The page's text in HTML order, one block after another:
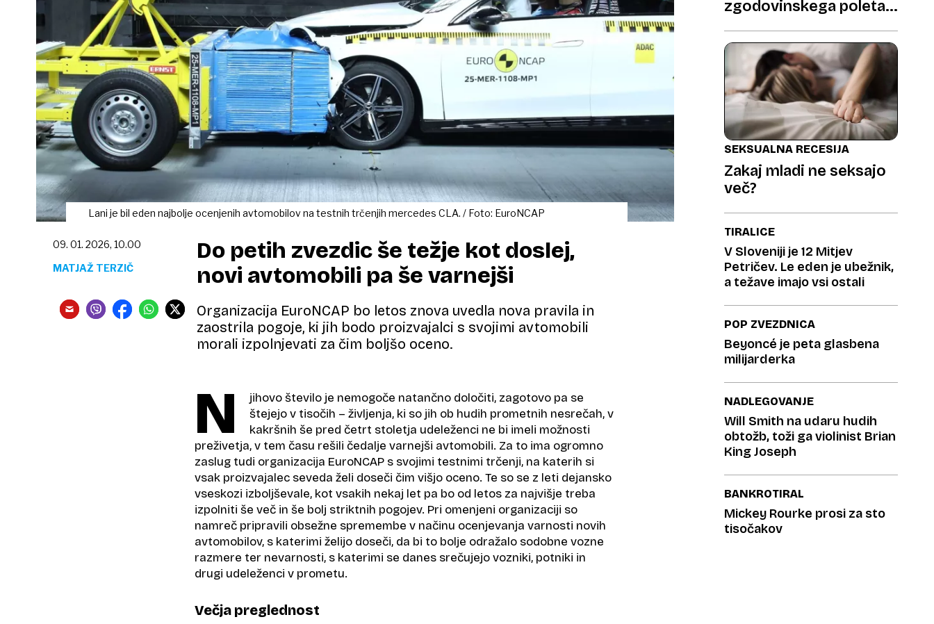
Lani je bil eden najbolje ocenjenih avtomobilov na testnih trčenjih mercedes CLA. / Foto: EuroNCAP
Do petih zvezdic še težje kot doslej,
novi avtomobili pa še varnejši
Organizacija EuroNCAP bo letos znova uvedla nova pravila in
zaostrila pogoje, ki jih bodo proizvajalci s svojimi avtomobili
morali izpolnjevati za čim boljšo oceno.
09. 01. 2026, 10.00
MATJAŽ TERZIČ
N
jihovo število je nemogoče natančno določiti, zagotovo pa se
štejejo v tisočih – življenja, ki so jih ob hudih prometnih nesrečah, v
kakršnih še pred četrt stoletja udeleženci ne bi imeli možnosti
preživetja, v tem času rešili čedalje varnejši avtomobili. Za to ima ogromno
zaslug tudi organizacija EuroNCAP s svojimi testnimi trčenji, na katerih si
vsak proizvajalec seveda želi doseči čim višjo oceno. Te so se z leti dejansko
vseskozi izboljševale, kot vsakih nekaj let pa bo od letos za najvišje treba
izpolniti še več in še bolj striktnih pogojev. Pri omenjeni organizaciji so
namreč pripravili obsežne spremembe v načinu ocenjevanja varnosti novih
avtomobilov, s katerimi želijo doseči, da bi to bolje odražalo sodobne vozne
razmere ter nevarnosti, s katerimi se danes srečujejo vozniki, potniki in
drugi udeleženci v prometu.
Večja preglednost
zgodovinskega poleta v
BMX čudeža
SEKSUALNA RECESIJA
Zakaj mladi ne seksajo
več?
TIRALICE
V Sloveniji je 12 Mitjev
Petričev. Le eden je ubežnik,
a težave imajo vsi ostali
POP ZVEZDNICA
Beyoncé je peta glasbena
milijarderka
NADLEGOVANJE
Will Smith na udaru hudih
obtožb, toži ga violinist Brian
King Joseph
BANKROTIRAL
Mickey Rourke prosi za sto
tisočakov